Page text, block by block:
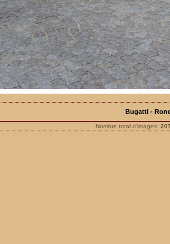
Bugatti -
Nombre total d'images: